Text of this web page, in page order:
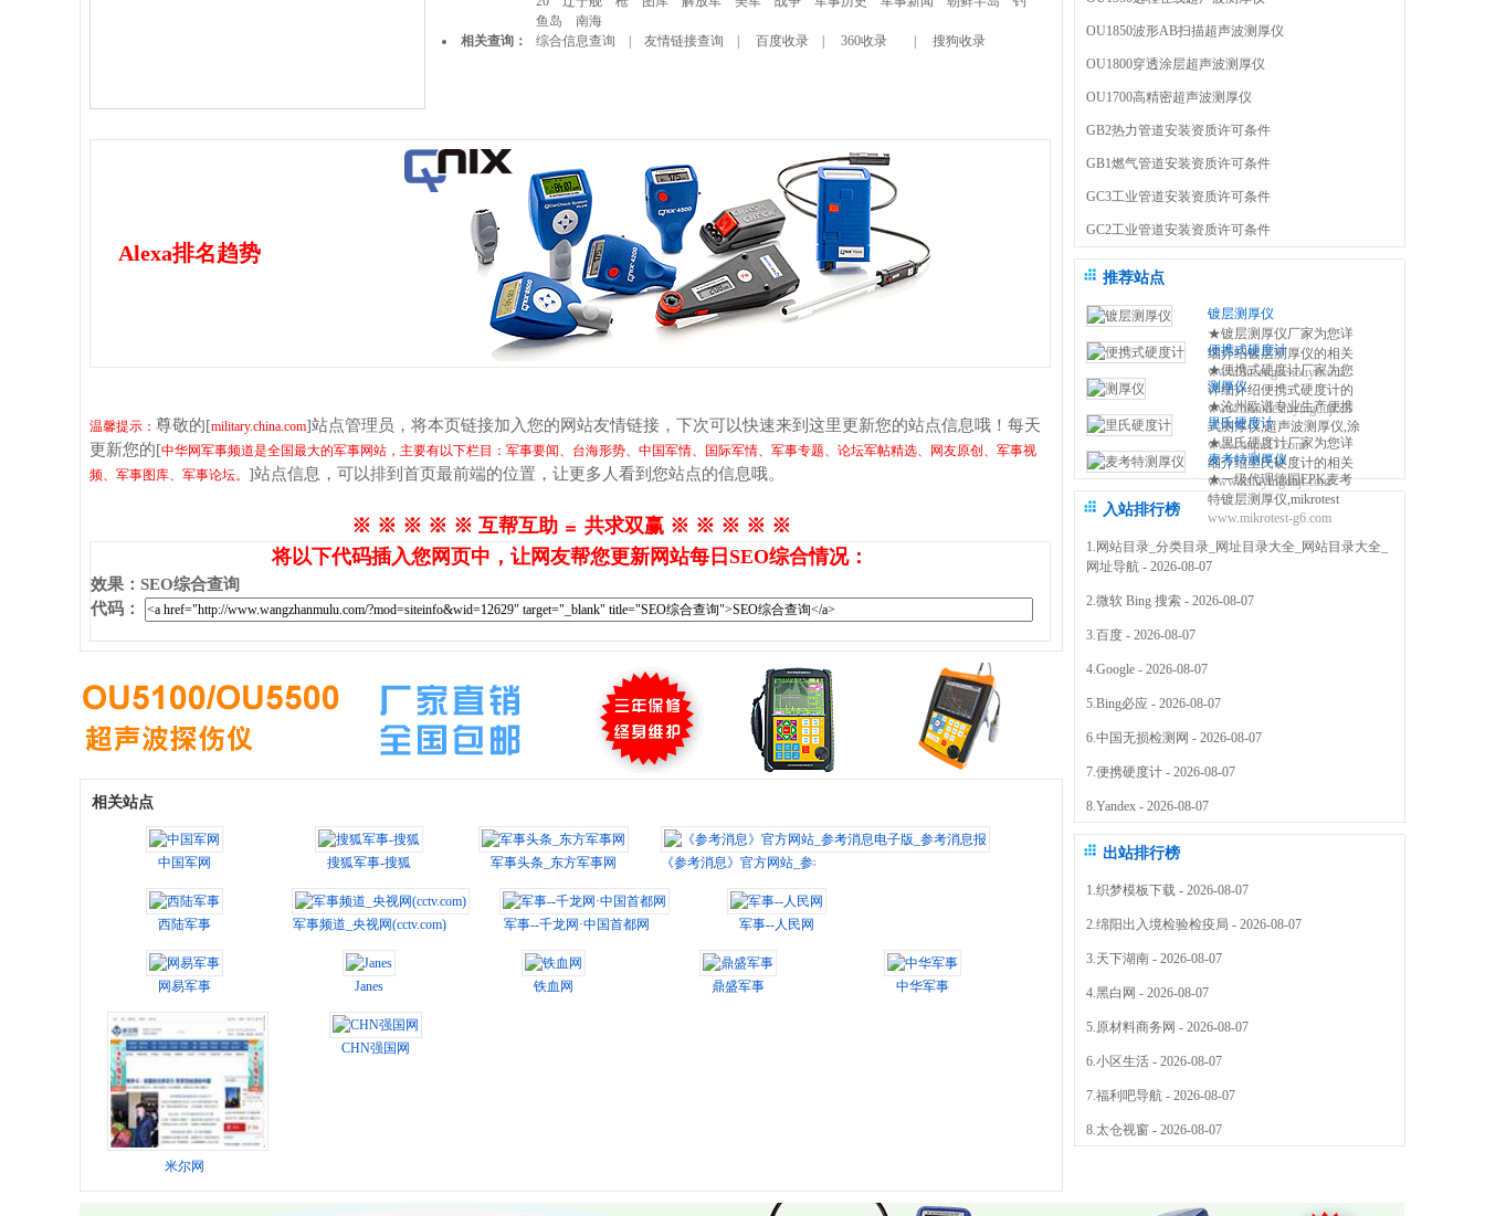
鱼岛
南海
相关查询：
综合信息查询 友情链接查询 百度收录 360收录 搜狗收录
Alexa排名趋势
温馨提示： 尊敬的[military.china.com]站点管理员，将本页链接加入您的网站友情链接，下次可以快速来到这里更新您的站点信息哦！每天
更新您的[中华网军事频道是全国最大的军事网站，主要有以下栏目：军事要闻、台海形势、中国军情、国际军情、军事专题、论坛军帖精选、网友原创、军事视
频、军事图库、军事论坛。 ]站点信息，可以排到首页最前端的位置，让更多人看到您站点的信息哦。
※ ※ ※ ※ ※ 互帮互助 ≌ 共求双赢 ※ ※ ※ ※ ※
将以下代码插入您网页中，让网友帮您更新网站每日SEO综合情况：
效果 ： SEO综合查询
代码 ：
相关站点
中国军网 搜狐军事-搜狐 军事头条_东方军事网 《参考消息》官方网站_参考消息电子版_参考消息报
西陆军事 军事频道_央视网(cctv.com) 军事--千龙网·中国首都网 军事--人民网
网易军事 Janes 铁血网 鼎盛军事 中华军事
米尔网
CHN强国网
OU1850波形AB扫描超声波测厚仪
OU1800穿透涂层超声波测厚仪
OU1700高精密超声波测厚仪
GB2热力管道安装资质许可条件
GB1燃气管道安装资质许可条件
GC3工业管道安装资质许可条件
GC2工业管道安装资质许可条件
推荐站点
镀层测厚仪
★镀层测厚仪厂家为您详
细介绍镀层测厚仪的相关
知识,包括镀层测厚仪原理,
使用方法,使用注意事项,维
修保养等,使您更好的了解
和使用镀层测试仪 0317-
3038768
www.ducengcehouyi.com
便携式硬度计
★便携式硬度计厂家为您
详细介绍便携式硬度计的
相关知识,包括便携式硬度
计原理,使用方法,使用注意
事项,维修保养等,使您更好
的了解和使用便携式硬度
仪方法 0317-3038768
www.bianxieshiyingduji.com
测厚仪
★沧州欧谱专业生产便携
式测厚仪,超声波测厚仪,涂
镀层测厚仪,里氏硬度计,超
声波探伤仪,测厚仪价格,粗
糙度仪,电火花检测仪,附着
力测试仪,免费保修三年
0317-3038768
www.oupu17.com
里氏硬度计
★里氏硬度计厂家为您详
细介绍里氏硬度计的相关
知识,包括里氏硬度计原理,
使用方法,使用注意事项,维
修保养等,使您更好的了解
和使用里氏硬度测量仪
0317-3038768
www.lishiyingduji.com
麦考特测厚仪
★一级代理德国EPK麦考
特镀层测厚仪,mikrotest
g6,f6等多种型号的测厚
仪,NIFE50电镀镍测厚仪,
机械式锌层测厚仪,指针型
www.mikrotest-g6.com
入站排行榜
1. 网站目录_分类目录_网址目录大全_网站目录大全_
网址导航 - 2026-08-07
2.微软 Bing 搜索 - 2026-08-07
3.百度 - 2026-08-07
4.Google - 2026-08-07
5.Bing必应 - 2026-08-07
6.中国无损检测网 - 2026-08-07
7.便携硬度计 - 2026-08-07
8.Yandex - 2026-08-07
出站排行榜
1.织梦模板下载 - 2026-08-07
2.绵阳出入境检验检疫局 - 2026-08-07
3.天下湖南 - 2026-08-07
4.黑白网 - 2026-08-07
5.原材料商务网 - 2026-08-07
6.小区生活 - 2026-08-07
7.福利吧导航 - 2026-08-07
8.太仓视窗 - 2026-08-07